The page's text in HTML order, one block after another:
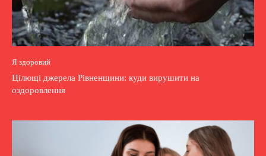
Я здоровий
Цілющі джерела Рівненщини: куди вирушити на
оздоровлення